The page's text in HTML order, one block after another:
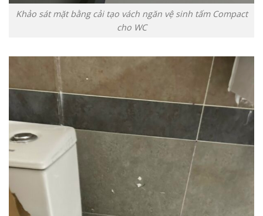
Khảo sát mặt bằng cải tạo vách ngăn vệ sinh tấm Compact
cho WC